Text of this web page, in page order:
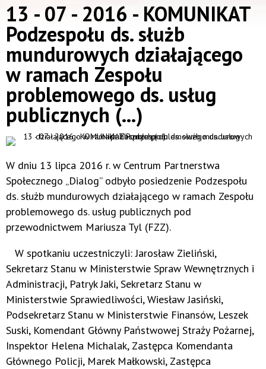
13 - 07 - 2016 - KOMUNIKAT
Podzespołu ds. służb
mundurowych działającego
w ramach Zespołu
problemowego ds. usług
publicznych (...)
W dniu 13 lipca 2016 r. w Centrum Partnerstwa
Społecznego „Dialog” odbyło posiedzenie Podzespołu
ds. służb mundurowych działającego w ramach Zespołu
problemowego ds. usług publicznych pod
przewodnictwem Mariusza Tyl (FZZ).
W spotkaniu uczestniczyli: Jarosław Zieliński,
Sekretarz Stanu w Ministerstwie Spraw Wewnętrznych i
Administracji, Patryk Jaki, Sekretarz Stanu w
Ministerstwie Sprawiedliwości, Wiesław Jasiński,
Podsekretarz Stanu w Ministerstwie Finansów, Leszek
Suski, Komendant Główny Państwowej Straży Pożarnej,
Inspektor Helena Michalak, Zastępca Komendanta
Głównego Policji, Marek Małkowski, Zastępca